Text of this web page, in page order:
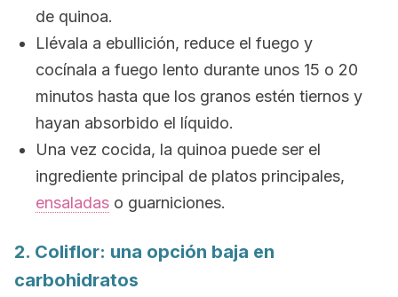
de quinoa.
Llévala a ebullición, reduce el fuego y
cocínala a fuego lento durante unos 15 o 20
minutos hasta que los granos estén tiernos y
hayan absorbido el líquido.
Una vez cocida, la quinoa puede ser el
ingrediente principal de platos principales,
ensaladas o guarniciones.
2. Coliflor: una opción baja en
carbohidratos